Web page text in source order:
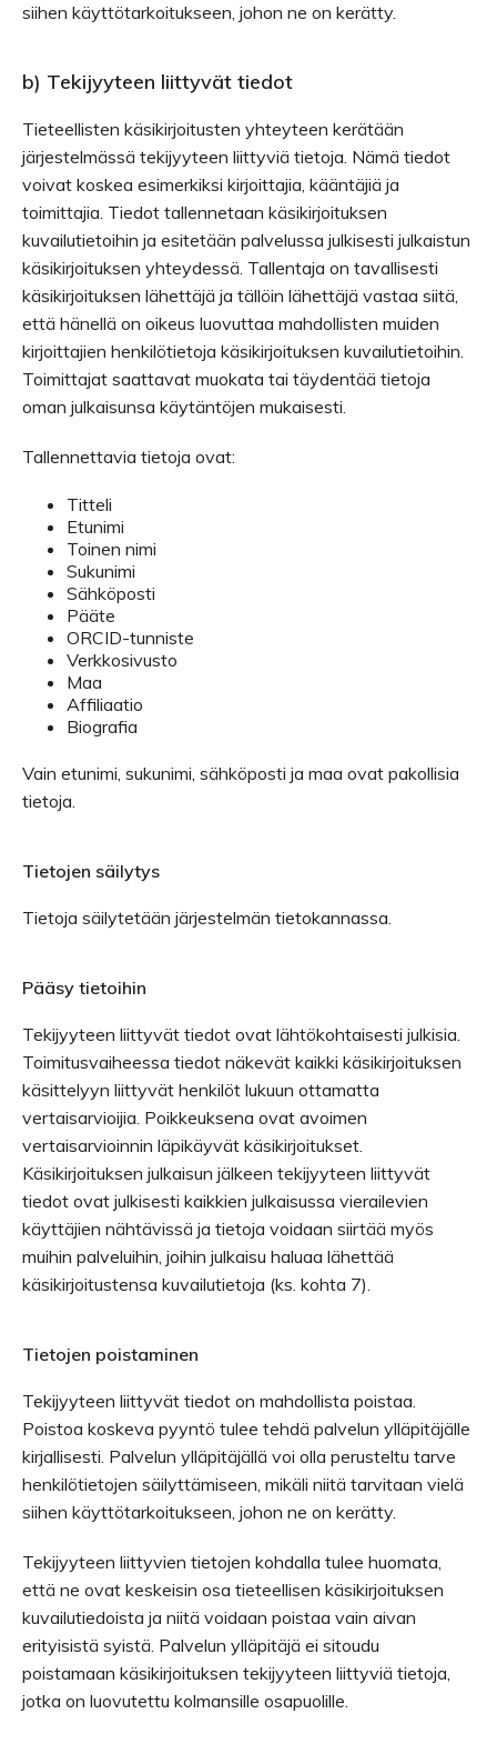
siihen käyttötarkoitukseen, johon ne on kerätty.
b) Tekijyyteen liittyvät tiedot
Tieteellisten käsikirjoitusten yhteyteen kerätään
järjestelmässä tekijyyteen liittyviä tietoja. Nämä tiedot
voivat koskea esimerkiksi kirjoittajia, kääntäjiä ja
toimittajia. Tiedot tallennetaan käsikirjoituksen
kuvailutietoihin ja esitetään palvelussa julkisesti julkaistun
käsikirjoituksen yhteydessä. Tallentaja on tavallisesti
käsikirjoituksen lähettäjä ja tällöin lähettäjä vastaa siitä,
että hänellä on oikeus luovuttaa mahdollisten muiden
kirjoittajien henkilötietoja käsikirjoituksen kuvailutietoihin.
Toimittajat saattavat muokata tai täydentää tietoja
oman julkaisunsa käytäntöjen mukaisesti.
Tallennettavia tietoja ovat:
Titteli
Etunimi
Toinen nimi
Sukunimi
Sähköposti
Pääte
ORCID-tunniste
Verkkosivusto
Maa
Affiliaatio
Biografia
Vain etunimi, sukunimi, sähköposti ja maa ovat pakollisia
tietoja.
Tietojen säilytys
Tietoja säilytetään järjestelmän tietokannassa.
Pääsy tietoihin
Tekijyyteen liittyvät tiedot ovat lähtökohtaisesti julkisia.
Toimitusvaiheessa tiedot näkevät kaikki käsikirjoituksen
käsittelyyn liittyvät henkilöt lukuun ottamatta
vertaisarvioijia. Poikkeuksena ovat avoimen
vertaisarvioinnin läpikäyvät käsikirjoitukset.
Käsikirjoituksen julkaisun jälkeen tekijyyteen liittyvät
tiedot ovat julkisesti kaikkien julkaisussa vierailevien
käyttäjien nähtävissä ja tietoja voidaan siirtää myös
muihin palveluihin, joihin julkaisu haluaa lähettää
käsikirjoitustensa kuvailutietoja (ks. kohta 7).
Tietojen poistaminen
Tekijyyteen liittyvät tiedot on mahdollista poistaa.
Poistoa koskeva pyyntö tulee tehdä palvelun ylläpitäjälle
kirjallisesti. Palvelun ylläpitäjällä voi olla perusteltu tarve
henkilötietojen säilyttämiseen, mikäli niitä tarvitaan vielä
siihen käyttötarkoitukseen, johon ne on kerätty.
Tekijyyteen liittyvien tietojen kohdalla tulee huomata,
että ne ovat keskeisin osa tieteellisen käsikirjoituksen
kuvailutiedoista ja niitä voidaan poistaa vain aivan
erityisistä syistä. Palvelun ylläpitäjä ei sitoudu
poistamaan käsikirjoituksen tekijyyteen liittyviä tietoja,
jotka on luovutettu kolmansille osapuolille.